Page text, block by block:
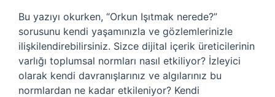
Bu yazıyı okurken, “Orkun Işıtmak nerede?”
sorusunu kendi yaşamınızla ve gözlemlerinizle
ilişkilendirebilirsiniz. Sizce dijital içerik üreticilerinin
varlığı toplumsal normları nasıl etkiliyor? İzleyici
olarak kendi davranışlarınız ve algılarınız bu
normlardan ne kadar etkileniyor? Kendi